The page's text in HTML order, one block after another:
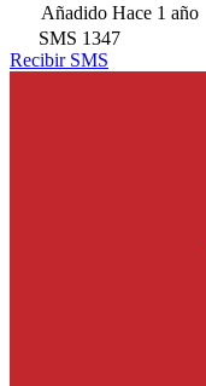
Añadido Hace 1 año
SMS 1347
Recibir SMS